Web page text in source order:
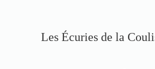
Les Écuries de la